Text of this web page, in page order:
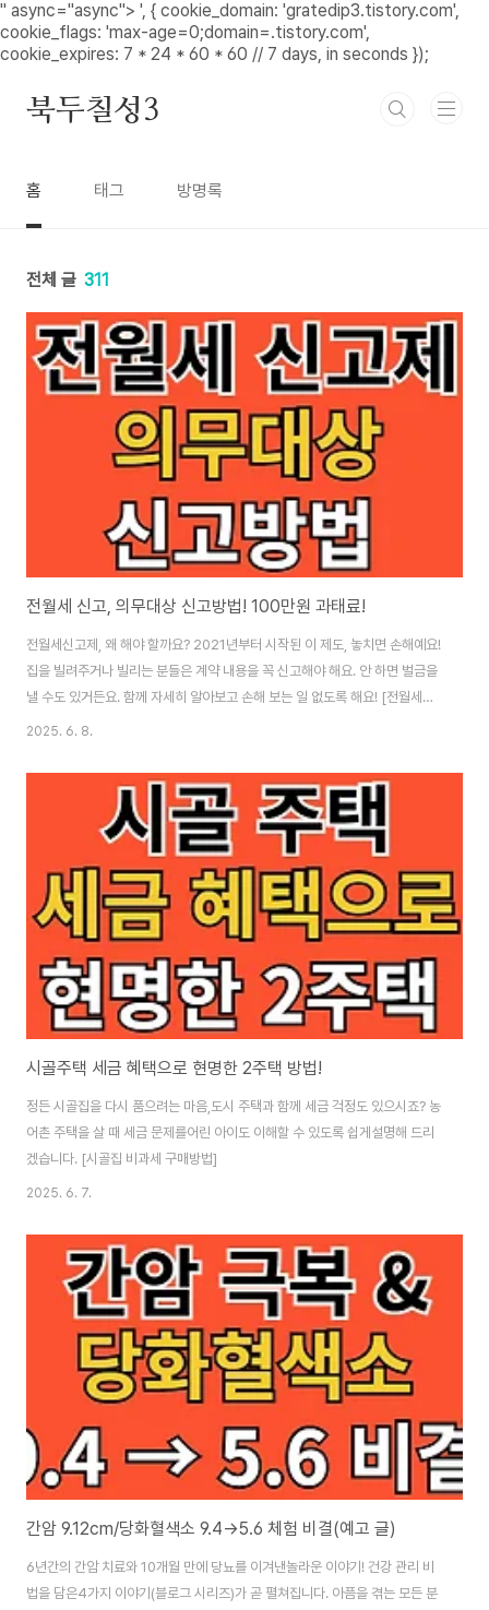
" async="async"> ', { cookie_domain: 'gratedip3.tistory.com',
cookie_flags: 'max-age=0;domain=.tistory.com',
cookie_expires: 7 * 24 * 60 * 60 // 7 days, in seconds });
본문 바로가기
북두칠성3
홈 태그 방명록
전체 글 311
전월세 신고, 의무대상 신고방법! 100만원 과태료!
전월세신고제, 왜 해야 할까요? 2021년부터 시작된 이 제도, 놓치면 손해예요!
집을 빌려주거나 빌리는 분들은 계약 내용을 꼭 신고해야 해요. 안 하면 벌금을
낼 수도 있거든요. 함께 자세히 알아보고 손해 보는 일 없도록 해요! [전월세신
고 방법 보기]
2025. 6. 8.
시골주택 세금 혜택으로 현명한 2주택 방법!
정든 시골집을 다시 품으려는 마음,도시 주택과 함께 세금 걱정도 있으시죠? 농
어촌 주택을 살 때 세금 문제를어린 아이도 이해할 수 있도록 쉽게설명해 드리
겠습니다. [시골집 비과세 구매방법]
2025. 6. 7.
간암 9.12cm/당화혈색소 9.4→5.6 체험 비결(예고 글)
6년간의 간암 치료와 10개월 만에 당뇨를 이겨낸놀라운 이야기! 건강 관리 비
법을 담은4가지 이야기(블로그 시리즈)가 곧 펼쳐집니다. 아픔을 겪는 모든 분